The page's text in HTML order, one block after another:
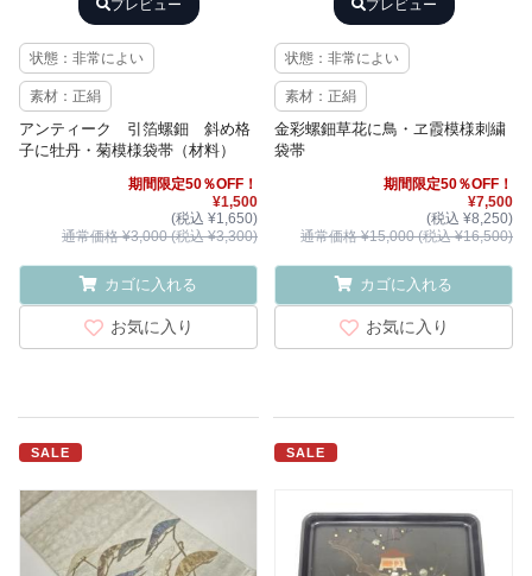
プレビュー
状態：非常によい
素材：正絹
アンティーク 引箔螺鈿 斜め格
子に牡丹・菊模様袋帯（材料）
期間限定50％OFF！
¥1,500
(税込 ¥1,650)
通常価格 ¥3,000 (税込 ¥3,300)
カゴに入れる
お気に入り
プレビュー
状態：非常によい
素材：正絹
金彩螺鈿草花に鳥・ヱ霞模様刺繍
袋帯
期間限定50％OFF！
¥7,500
(税込 ¥8,250)
通常価格 ¥15,000 (税込 ¥16,500)
カゴに入れる
お気に入り
SALE SALE